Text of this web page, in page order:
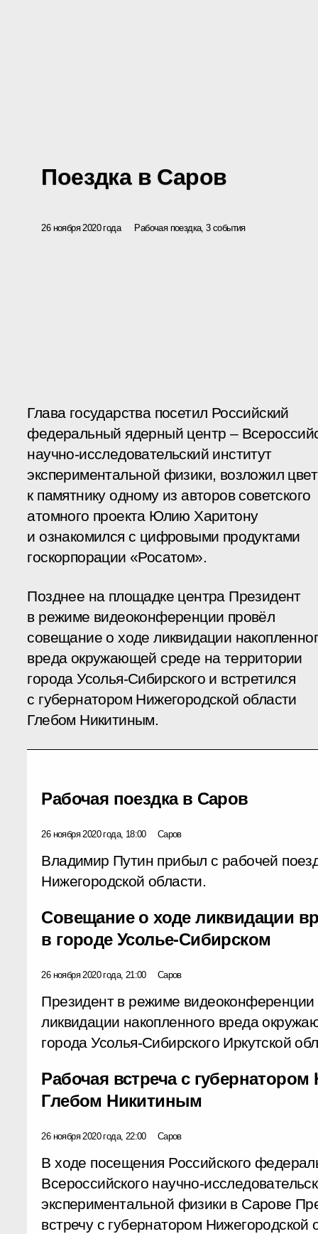
Поездка в Саров
26 ноября 2020 года Рабочая поездка, 3 события
Глава государства посетил Российский
федеральный ядерный центр –
научно-исследовательский институт
экспериментальной физики, возложил
к памятнику одному из авторов советского
атомного проекта Юлию Харитону
и ознакомился с цифровыми продуктами
госкорпорации «Росатом».
Позднее на площадке центра Президент
в режиме видеоконференции провёл
совещание о ходе ликвидации
вреда окружающей среде на территории
города Усолья-Сибирского и встретился
с губернатором Нижегородской области
Глебом Никитиным.
Рабочая поездка в Саров
26 ноября 2020 года, 18:00 Саров
Владимир Путин прибыл с рабочей
Нижегородской области.
Совещание о ходе ликвидации
в городе Усолье-Сибирском
26 ноября 2020 года, 21:00 Саров
Президент в режиме
ликвидации накопленного вреда
города Усолья-Сибирского Иркутской
Рабочая встреча с
Глебом Никитиным
26 ноября 2020 года, 22:00 Саров
В ходе посещения Российского
Всероссийского научно-
экспериментальной физики в Сарове
встречу с губернатором